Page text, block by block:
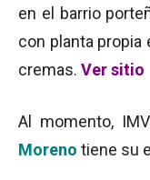
en el barrio
con planta
cremas. Ver sitio
Al momento,
Moreno tiene su